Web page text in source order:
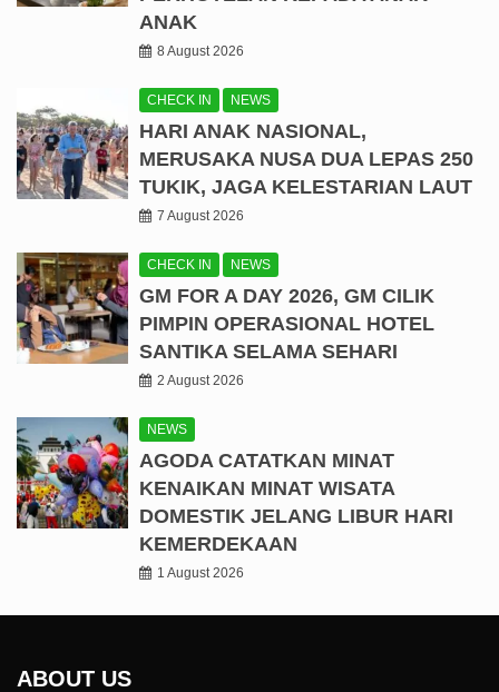
ANAK
8 August 2026
CHECK IN NEWS
HARI ANAK NASIONAL,
MERUSAKA NUSA DUA LEPAS 250
TUKIK, JAGA KELESTARIAN LAUT
7 August 2026
CHECK IN NEWS
GM FOR A DAY 2026, GM CILIK
PIMPIN OPERASIONAL HOTEL
SANTIKA SELAMA SEHARI
2 August 2026
NEWS
AGODA CATATKAN MINAT
KENAIKAN MINAT WISATA
DOMESTIK JELANG LIBUR HARI
KEMERDEKAAN
1 August 2026
ABOUT US